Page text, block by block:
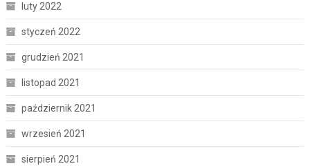
luty 2022
styczeń 2022
grudzień 2021
listopad 2021
październik 2021
wrzesień 2021
sierpień 2021